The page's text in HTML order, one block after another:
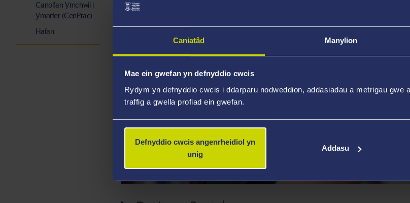
Caniatâd Manylion
Mae ein gwefan yn defnyddio cwcis
Rydym yn defnyddio cwcis i ddarparu nodweddion, addasiadau a metrigau gwe
traffig a gwella profiad ein gwefan.
Defnyddio cwcis angenrheidiol yn
unig
Addasu
CYHOEDDIADAU ACADEMAIDD
Canolfan Ymchwil i
Ymarfer (CenPrac)
Hafan